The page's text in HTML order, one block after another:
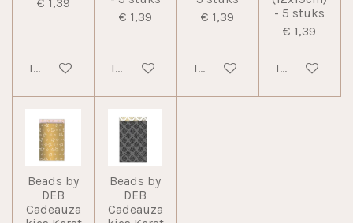
In winkelwagen
€ 1,39
In winkelwagen
€ 1,39
In winkelwagen
- 5 stuks
€ 1,39
In
Beads by
DEB
Cadeauza
Beads by
DEB
Cadeauza